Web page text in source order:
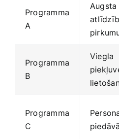
Programma
A
Augsta
Programma
B
Viegla⁢
Programma
C